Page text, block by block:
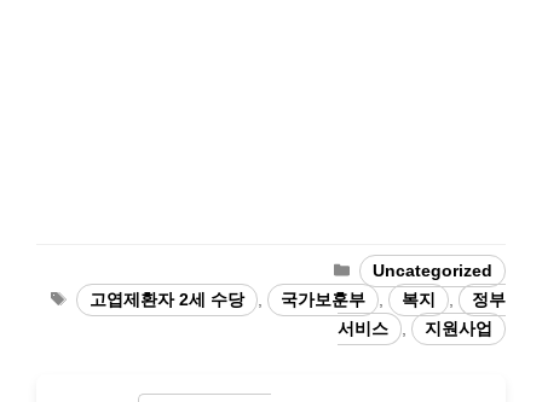
카
테
고
리
Uncategorized
태
그
고엽제환자 2세 수당 국가보훈부 복지
정부
서비스
지원사업